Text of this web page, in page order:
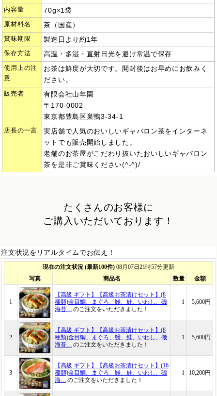
内容量 70g×1袋
原材料名 茶（国産）
賞味期限 製造日より約1年
保存方法 高温・多湿・直射日光を避け常温で保存
使用上の注
意
お茶は鮮度が大切です。開封後はお早めにお飲みく
ださい。
販売者
有限会社山年園
〒170-0002
東京都豊島区巣鴨3-34-1
店長の一言
実店舗で人気のおいしいギャバロン茶をインターネ
ットでも販売開始しました。
老舗のお茶屋がこだわり抜いたおいしいギャバロン
茶を是非ご賞味ください(^-^)/
たくさんのお客様に
ご購入いただいております！
注文状況をリアルタイムでお伝え！